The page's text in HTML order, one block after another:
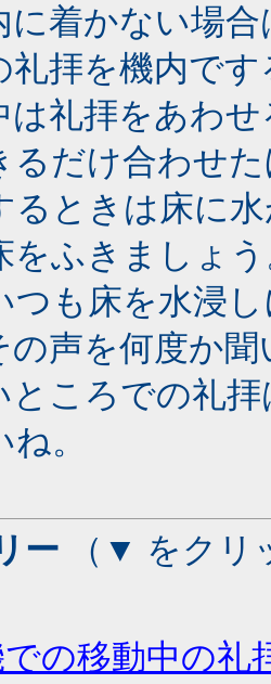
に着かない場
礼拝を機内で
は礼拝をあわ
るだけ合わせ
るときは床に
をふきましょ
つも床を水浸
の声を何度か
ところでの礼
。
ー （▼ をクリ
の移動中の礼